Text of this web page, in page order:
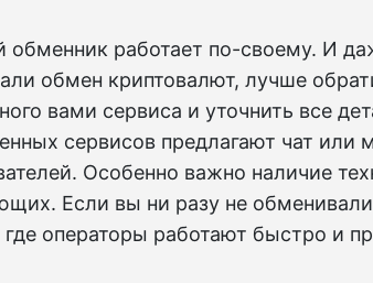
работает по-своему. И
обмен криптовалют, лучше
вами сервиса и уточнить все
сервисов предлагают чат или
Особенно важно наличие
Если вы ни разу не
где операторы работают быстро и